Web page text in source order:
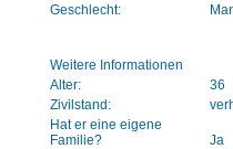
Geschlecht:
Weitere Informationen
Alter:
36
Zivilstand:
Hat er eine eigene
Familie?
Ja